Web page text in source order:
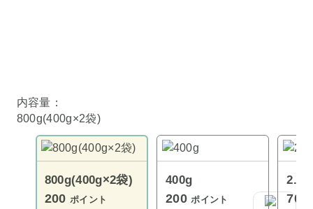
内容量：
800g(400g×2袋)
800g(400g×2袋)
200ポイント
400g
200ポイント
700